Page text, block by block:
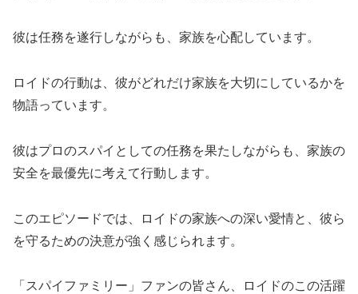
彼は任務を遂行しながらも、家族を心配しています。
ロイドの行動は、彼がどれだけ家族を大切にしているかを
物語っています。
彼はプロのスパイとしての任務を果たしながらも、家族の
安全を最優先に考えて行動します。
このエピソードでは、ロイドの家族への深い愛情と、彼ら
を守るための決意が強く感じられます。
「スパイファミリー」ファンの皆さん、ロイドのこの活躍